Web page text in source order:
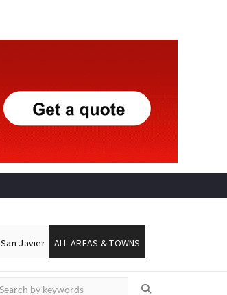
San Javier ALL AREAS & TOWNS